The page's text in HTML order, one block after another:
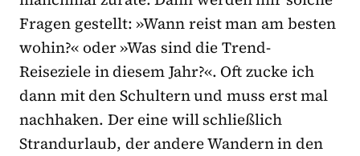
Fragen gestellt: »Wann reist man am besten
wohin?« oder »Was sind die Trend-
Reiseziele in diesem Jahr?«. Oft zucke ich
dann mit den Schultern und muss erst mal
nachhaken. Der eine will schließlich
Strandurlaub, der andere Wandern in den